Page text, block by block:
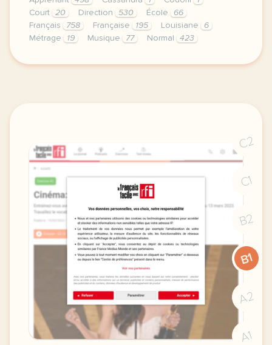
Court
20 Direction 530 École
66
Français
758 Française 195 Louisiane
6
Métrage
19 Musique 77 Normal 423
didomi host didomi components button cursor
C2
C1
B2
B1
A2
A1